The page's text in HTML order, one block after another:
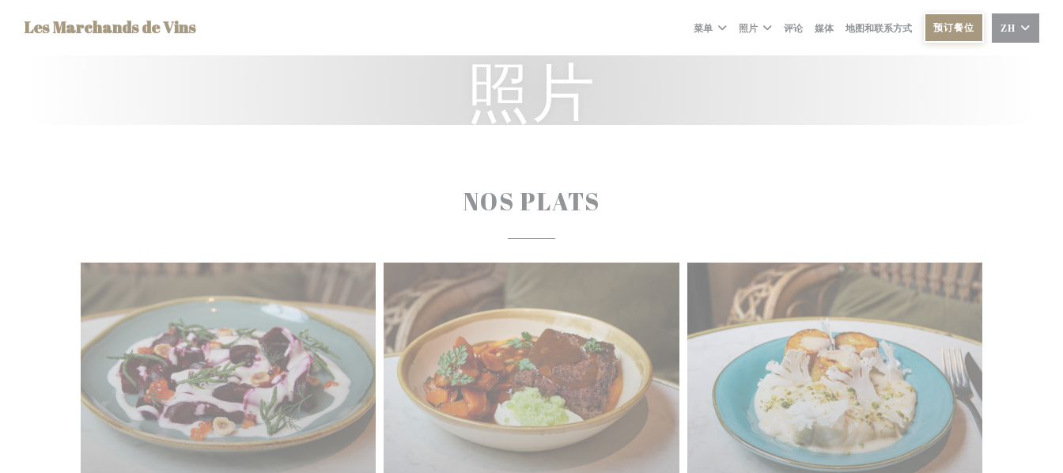
Les Marchands de Vins 菜单 照片 评论 媒体 地图和联系方式 预订餐位 ZH
照片
NOS PLATS